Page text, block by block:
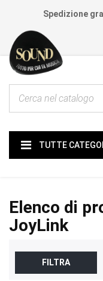
Spedizione
TUTTE
Elenco di
JoyLink
FILTRA